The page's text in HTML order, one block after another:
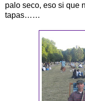
palo seco, eso si que
tapas……